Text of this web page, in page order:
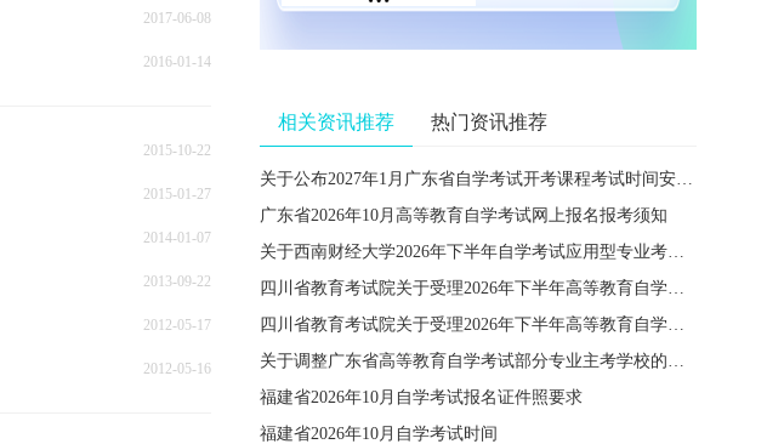
2017-06-08
2016-01-14
2015-10-22
2015-01-27
2014-01-07
2013-09-22
2012-05-17
2012-05-16
相关资讯推荐 热门资讯推荐
关于公布2027年1月广东省自学考试开考课程考试时间安排和使用教材的通知
广东省2026年10月高等教育自学考试网上报名报考须知
关于西南财经大学2026年下半年自学考试应用型专业考籍更改办理的通知
四川省教育考试院关于受理2026年下半年高等教育自学考试省际转考申请的通告
四川省教育考试院关于受理2026年下半年高等教育自学考试考籍更改申请的通告
关于调整广东省高等教育自学考试部分专业主考学校的通知
福建省2026年10月自学考试报名证件照要求
福建省2026年10月自学考试时间